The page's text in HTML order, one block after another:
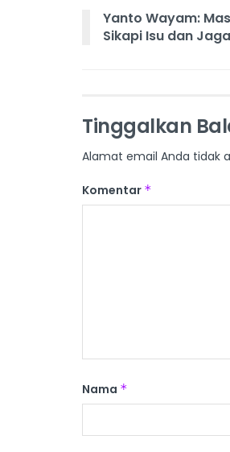
Yanto Wayam:
Sikapi Isu dan
Tinggalkan
Alamat email Anda tidak
Komentar *
Nama *